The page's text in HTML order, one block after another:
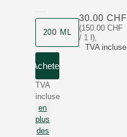
200 ML
(150.00 CHF
/ 1 l),
TVA incluse
30.00 CHF
Acheter
TVA
incluse
en
plus
des